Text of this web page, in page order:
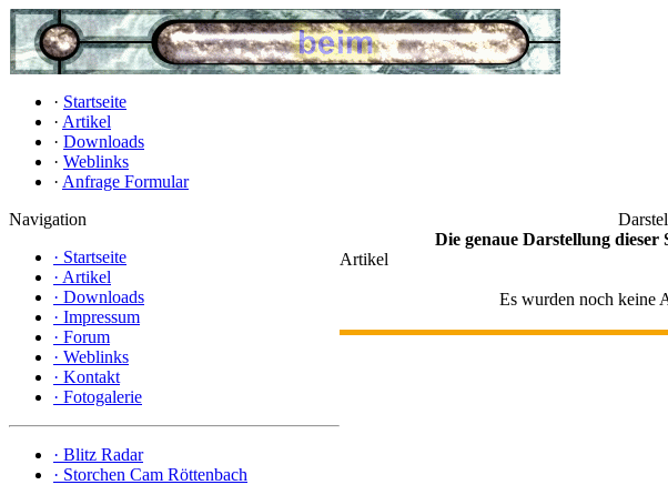
· Startseite
· Artikel
· Downloads
· Weblinks
· Anfrage Formular
Navigation
· Startseite
· Artikel
· Downloads
· Impressum
· Forum
· Weblinks
· Kontakt
· Fotogalerie
· Blitz Radar
· Storchen Cam Röttenbach
Die genaue Darstellung
Artikel
Es wurden noch keine